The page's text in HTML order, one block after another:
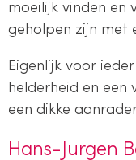
moeilijk vinden en
geholpen zijn met
Eigenlijk voor
helderheid en een
een dikke
Hans-Jurgen